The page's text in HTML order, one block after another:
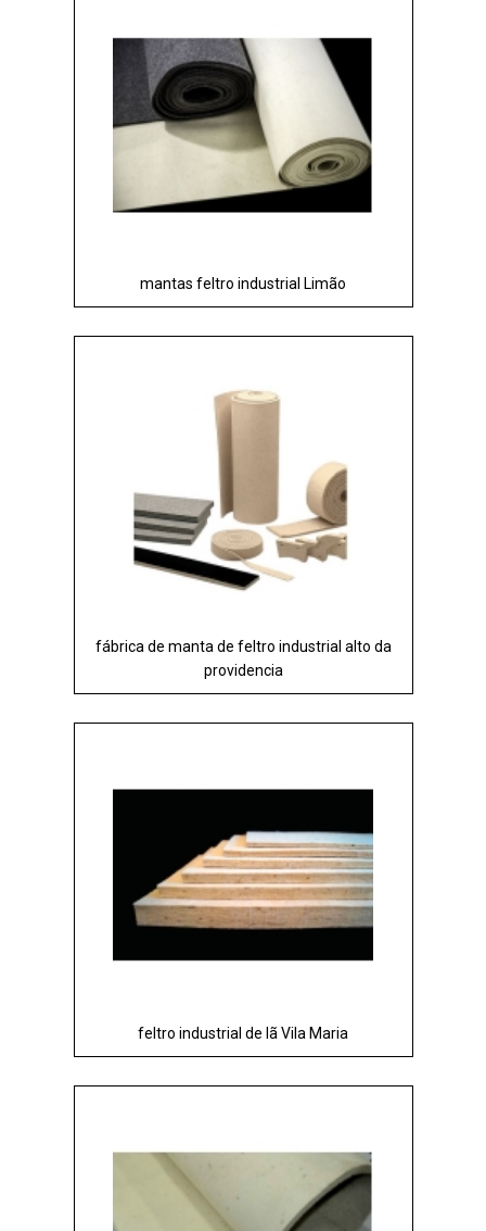
mantas feltro industrial Limão
fábrica de manta de feltro industrial alto da
providencia
feltro industrial de lã Vila Maria